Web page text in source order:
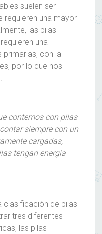
suelen ser
requieren una mayor
las pilas
una
primarias, con la
por lo que nos
contemos con pilas
siempre con un
cargadas,
tengan energía
clasificación de pilas
tres diferentes
, las pilas